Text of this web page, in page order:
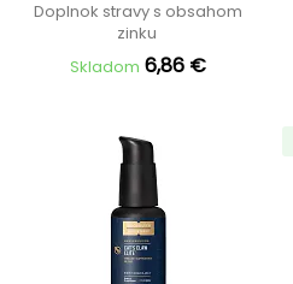
Doplnok stravy s obsahom
zinku
Skladom 6,86 €